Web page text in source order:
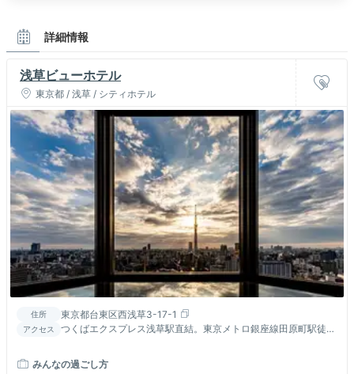
詳細情報
浅草ビューホテル
東京都 / 浅草 / シティホテル
住所 東京都台東区西浅草3-17-1
アクセス
つくばエクスプレス浅草駅直結。東京メトロ銀座線田原町駅徒歩
みんなの過ごし方